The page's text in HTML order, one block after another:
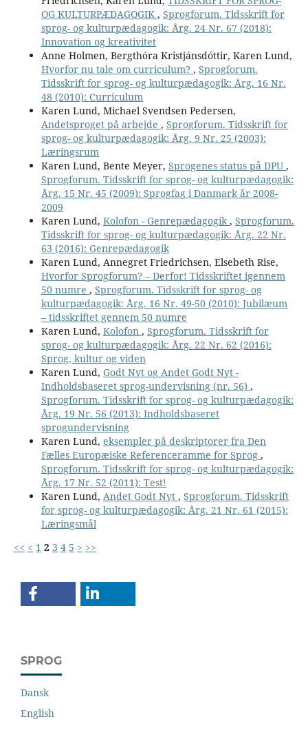
OG KULTURPÆDAGOGIK , Sprogforum. Tidsskrift for
sprog- og kulturpædagogik: Årg. 24 Nr. 67 (2018):
Innovation og kreativitet
Anne Holmen, Bergthóra Kristjánsdóttir, Karen Lund,
Hvorfor nu tale om curriculum? , Sprogforum.
Tidsskrift for sprog- og kulturpædagogik: Årg. 16 Nr.
48 (2010): Curriculum
Karen Lund, Michael Svendsen Pedersen,
Andetsproget på arbejde , Sprogforum. Tidsskrift for
sprog- og kulturpædagogik: Årg. 9 Nr. 25 (2003):
Læringsrum
Karen Lund, Bente Meyer, Sprogenes status på DPU ,
Sprogforum. Tidsskrift for sprog- og kulturpædagogik:
Årg. 15 Nr. 45 (2009): Sprogfag i Danmark år 2008-
2009
Karen Lund, Kolofon - Genrepædagogik , Sprogforum.
Tidsskrift for sprog- og kulturpædagogik: Årg. 22 Nr.
63 (2016): Genrepædagogik
Karen Lund, Annegret Friedrichsen, Elsebeth Rise,
Hvorfor Sprogforum? – Derfor! Tidsskriftet igennem
50 numre , Sprogforum. Tidsskrift for sprog- og
kulturpædagogik: Årg. 16 Nr. 49-50 (2010): Jubilæum
– tidsskriftet gennem 50 numre
Karen Lund, Kolofon , Sprogforum. Tidsskrift for
sprog- og kulturpædagogik: Årg. 22 Nr. 62 (2016):
Sprog, kultur og viden
Karen Lund, Godt Nyt og Andet Godt Nyt -
Indholdsbaseret sprog-undervisning (nr. 56) ,
Sprogforum. Tidsskrift for sprog- og kulturpædagogik:
Årg. 19 Nr. 56 (2013): Indholdsbaseret
sprogundervisning
Karen Lund, eksempler på deskriptorer fra Den
Fælles Europæiske Referenceramme for Sprog ,
Sprogforum. Tidsskrift for sprog- og kulturpædagogik:
Årg. 17 Nr. 52 (2011): Test!
Karen Lund, Andet Godt Nyt , Sprogforum. Tidsskrift
for sprog- og kulturpædagogik: Årg. 21 Nr. 61 (2015):
Læringsmål
<< < 1 2 3 4 5 > >>
SPROG
Dansk
English